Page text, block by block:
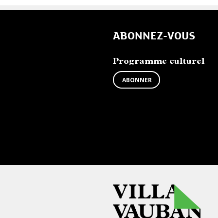
ABONNEZ-VOUS
Programme culturel
ABONNER